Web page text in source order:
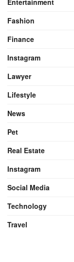
Fashion
Finance
Instagram
Lawyer
Lifestyle
News
Pet
Real Estate
Instagram
Social Media
Technology
Travel